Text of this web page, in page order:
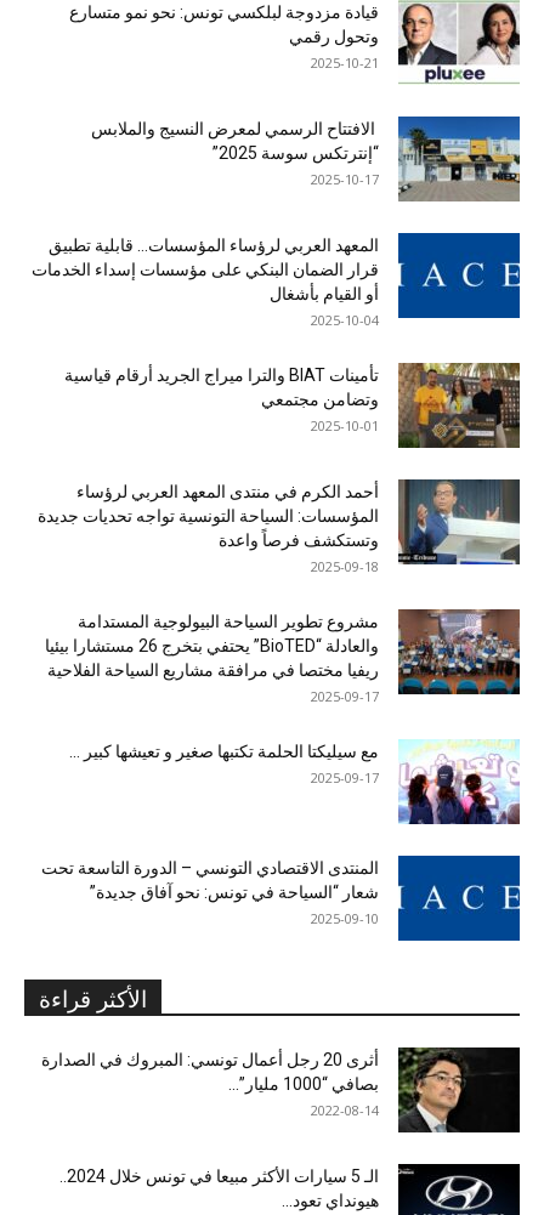
قيادة مزدوجة لبلكسي تونس: نحو نمو متسارع
وتحول رقمي
2025-10-21
الافتتاح الرسمي لمعرض النسيج والملابس
“إنترتكس سوسة 2025”
2025-10-17
المعهد العربي لرؤساء المؤسسات… قابلية تطبيق
قرار الضمان البنكي على مؤسسات إسداء الخدمات
أو القيام بأشغال
2025-10-04
تأمينات BIAT والترا ميراج الجريد أرقام قياسية
وتضامن مجتمعي
2025-10-01
أحمد الكرم في منتدى المعهد العربي لرؤساء
المؤسسات: السياحة التونسية تواجه تحديات جديدة
وتستكشف فرصاً واعدة
2025-09-18
مشروع تطوير السياحة البيولوجية المستدامة
والعادلة “BioTED” يحتفي بتخرج 26 مستشارا بيئيا
ريفيا مختصا في مرافقة مشاريع السياحة الفلاحية
2025-09-17
مع سيليكتا الحلمة تكتبها صغير و تعيشها كبير …
2025-09-17
المنتدى الاقتصادي التونسي – الدورة التاسعة تحت
شعار “السياحة في تونس: نحو آفاق جديدة”
2025-09-10
الأكثر قراءة
أثرى 20 رجل أعمال تونسي: المبروك في الصدارة
بصافي “1000 مليار”...
2022-08-14
هيونداي تعود...